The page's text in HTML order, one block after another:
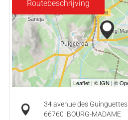
Routebeschrijving
34 avenue des Guinguettes
66760 BOURG-MADAME